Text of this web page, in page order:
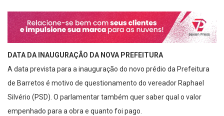
DATA DA INAUGURAÇÃO DA NOVA PREFEITURA
A data prevista para a inauguração do novo prédio da Prefeitura
de Barretos é motivo de questionamento do vereador Raphael
Silvério (PSD). O parlamentar também quer saber qual o valor
empenhado para a obra e quanto foi pago.